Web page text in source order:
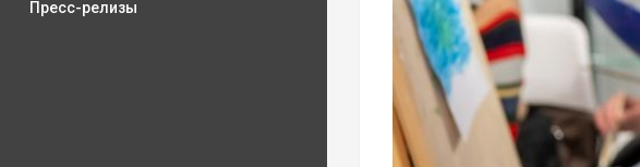
Пресс-релизы